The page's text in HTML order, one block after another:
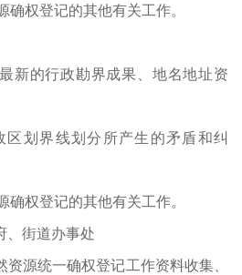
权登记的其他有关工作。
的行政勘界成果、地名地址资
划界线划分所产生的矛盾和纠
权登记的其他有关工作。
街道办事处
源统一确权登记工作资料收集、